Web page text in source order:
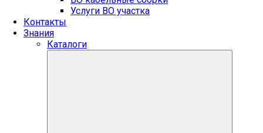
Услуги ВО участка
Контакты
Знания
Каталоги